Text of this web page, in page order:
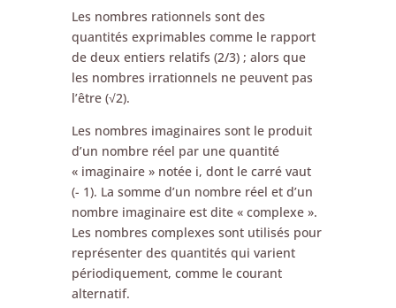
Les nombres rationnels sont des
quantités exprimables comme le rapport
de deux entiers relatifs (2/3) ; alors que
les nombres irrationnels ne peuvent pas
l’être (√2).
Les nombres imaginaires sont le produit
d’un nombre réel par une quantité
« imaginaire » notée i, dont le carré vaut
(- 1). La somme d’un nombre réel et d’un
nombre imaginaire est dite « complexe ».
Les nombres complexes sont utilisés pour
représenter des quantités qui varient
périodiquement, comme le courant
alternatif.